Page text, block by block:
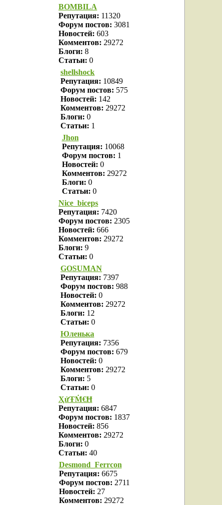
BOMBILA
Репутация: 11320
Форум постов: 3081
Новостей: 603
Комментов: 29272
Блоги: 8
Статьи: 0
shellshock
Репутация: 10849
Форум постов: 575
Новостей: 142
Комментов: 29272
Блоги: 0
Статьи: 1
Jhon
Репутация: 10068
Форум постов: 1
Новостей: 0
Комментов: 29272
Блоги: 0
Статьи: 0
Nice_biceps
Репутация: 7420
Форум постов: 2305
Новостей: 666
Комментов: 29272
Блоги: 9
Статьи: 0
GOSUMAN
Репутация: 7397
Форум постов: 988
Новостей: 0
Комментов: 29272
Блоги: 12
Статьи: 0
Юленька
Репутация: 7356
Форум постов: 679
Новостей: 0
Комментов: 29272
Блоги: 5
Статьи: 0
ҲửŦṀ€Ħ
Репутация: 6847
Форум постов: 1837
Новостей: 856
Комментов: 29272
Блоги: 0
Статьи: 40
Desmond_Ferrcon
Репутация: 6675
Форум постов: 2711
Новостей: 27
Комментов: 29272